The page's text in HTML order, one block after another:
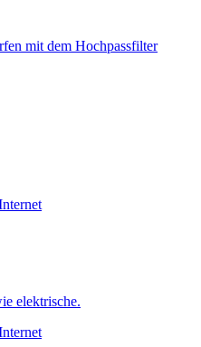
mit dem Hochpassfilter
elektrische.